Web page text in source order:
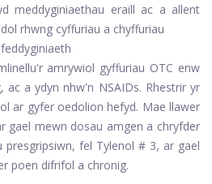
meddyginiaethau eraill ac a allent
rhwng cyffuriau a chyffuriau
amrywiol gyffuriau OTC enw
ac a ydyn nhw'n NSAIDs. Rhestrir yr
ar gyfer oedolion hefyd. Mae llawer
gael mewn dosau amgen a chryfder
presgripsiwn, fel Tylenol # 3, ar gael
poen difrifol a chronig.